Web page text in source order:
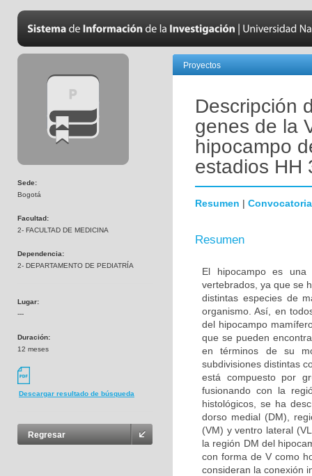
Sede:
Bogotá
Facultad:
2- FACULTAD DE MEDICINA
Dependencia:
2- DEPARTAMENTO DE PEDIATRÍA
Lugar:
---
Duración:
12 meses
Descargar resultado de búsqueda
Regresar
Proyectos
Descripción
genes de la
hipocampo
estadios HH
Resumen | Convocatoria
Resumen
El hipocampo es una
vertebrados, ya que se
distintas especies de
organismo. Así, en
del hipocampo
que se pueden
en términos de su
subdivisiones distintas
está compuesto por
fusionando con la
histológicos, se ha
dorso medial (DM),
(VM) y ventro lateral
la región DM del
con forma de V como
consideran la conexión